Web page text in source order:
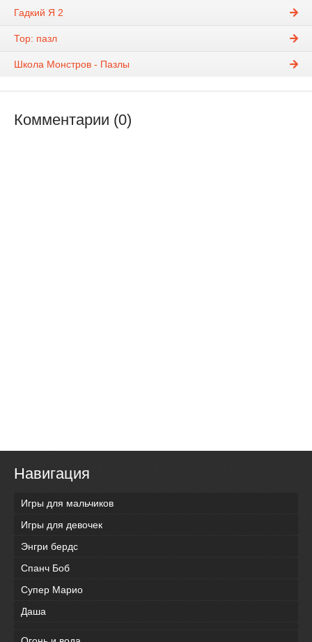
Гадкий Я 2
Тор: пазл
Школа Монстров - Пазлы
Комментарии (0)
Навигация
Игры для мальчиков
Игры для девочек
Энгри бердс
Спанч Боб
Супер Марио
Даша